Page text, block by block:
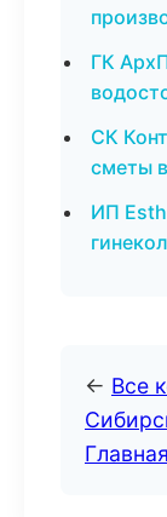
ГК
СК
сметы
ИП
← Все